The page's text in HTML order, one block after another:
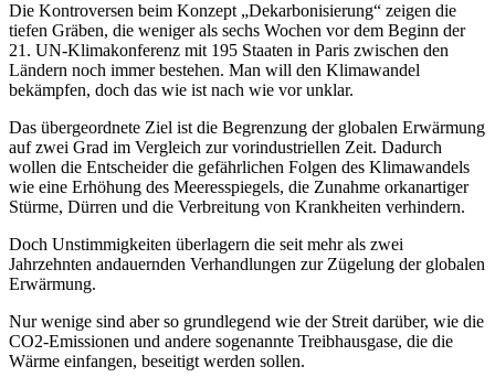
Die Kontroversen beim Konzept „Dekarbonisierung“ zeigen die
tiefen Gräben, die weniger als sechs Wochen vor dem Beginn der
21. UN-Klimakonferenz mit 195 Staaten in Paris zwischen den
Ländern noch immer bestehen. Man will den Klimawandel
bekämpfen, doch das wie ist nach wie vor unklar.
Das übergeordnete Ziel ist die Begrenzung der globalen Erwärmung
auf zwei Grad im Vergleich zur vorindustriellen Zeit. Dadurch
wollen die Entscheider die gefährlichen Folgen des Klimawandels
wie eine Erhöhung des Meeresspiegels, die Zunahme orkanartiger
Stürme, Dürren und die Verbreitung von Krankheiten verhindern.
Doch Unstimmigkeiten überlagern die seit mehr als zwei
Jahrzehnten andauernden Verhandlungen zur Zügelung der globalen
Erwärmung.
Nur wenige sind aber so grundlegend wie der Streit darüber, wie die
CO2-Emissionen und andere sogenannte Treibhausgase, die die
Wärme einfangen, beseitigt werden sollen.